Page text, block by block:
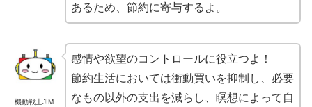
あるため、節約に寄与するよ。
機動戦士JIM
感情や欲望のコントロールに役立つよ！
節約生活においては衝動買いを抑制し、必要
なもの以外の支出を減らし、瞑想によって自